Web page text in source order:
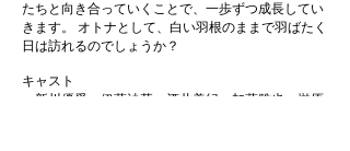
たちと向き合っていくことで、一歩ずつ成長してい
きます。 オトナとして、白い羽根のままで羽ばたく
日は訪れるのでしょうか？
キャスト
新川優愛、
伊藤沙莉、 酒井美紀
加藤雅也、榊原